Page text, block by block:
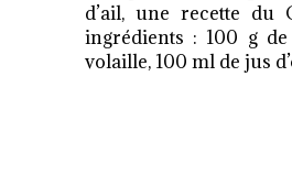
d’ail, une recette
ingrédients : 100 g
volaille, 100 ml de jus